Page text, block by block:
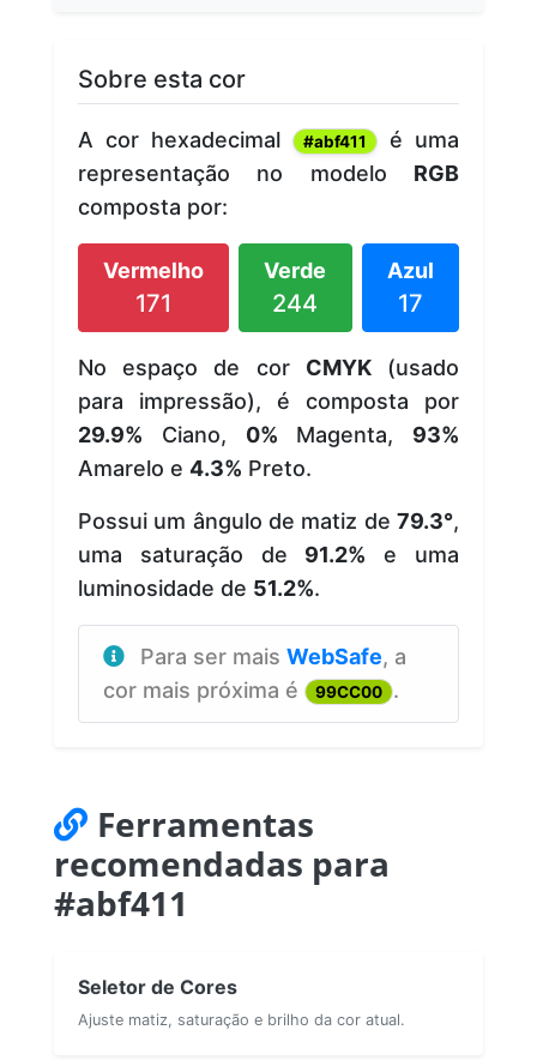
Sobre esta cor
A cor hexadecimal #abf411
é uma
representação no modelo RGB
composta por:
Vermelho
171
Verde
244
Azul
17
No espaço de cor CMYK(usado
para impressão), é composta por
29.9% Ciano, 0% Magenta, 93%
Amarelo e 4.3% Preto.
Possui um ângulo de matiz de 79.3°,
uma saturação de 91.2% e uma
luminosidade de 51.2%.
Para ser mais WebSafe, a
cor mais próxima é
99CC00 .
Ferramentas
recomendadas para
#abf411
Seletor de Cores
Ajuste matiz, saturação e brilho da cor atual.